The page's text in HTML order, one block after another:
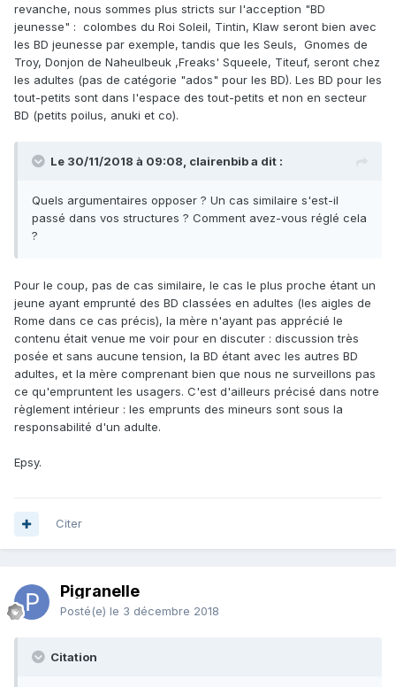
revanche, nous sommes plus stricts sur l'acception "BD
jeunesse" : colombes du Roi Soleil, Tintin, Klaw seront bien avec
les BD jeunesse par exemple, tandis que les Seuls, Gnomes de
Troy, Donjon de Naheulbeuk ,Freaks' Squeele, Titeuf, seront chez
les adultes (pas de catégorie "ados" pour les BD). Les BD pour les
tout-petits sont dans l'espace des tout-petits et non en secteur
BD (petits poilus, anuki et co).
Le 30/11/2018 à 09:08, clairenbib a dit :
Quels argumentaires opposer ? Un cas similaire s'est-il
passé dans vos structures ? Comment avez-vous réglé cela
?
Pour le coup, pas de cas similaire, le cas le plus proche étant un
jeune ayant emprunté des BD classées en adultes (les aigles de
Rome dans ce cas précis), la mère n'ayant pas apprécié le
contenu était venue me voir pour en discuter : discussion très
posée et sans aucune tension, la BD étant avec les autres BD
adultes, et la mère comprenant bien que nous ne surveillons pas
ce qu'empruntent les usagers. C'est d'ailleurs précisé dans notre
règlement intérieur : les emprunts des mineurs sont sous la
responsabilité d'un adulte.
Epsy.
Citer
Pigranelle
Posté(e) le 3 décembre 2018
Citation